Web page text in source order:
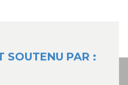
SOUTENU PAR :